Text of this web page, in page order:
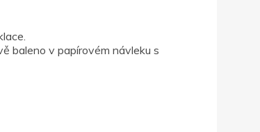
baleno v papírovém návleku s